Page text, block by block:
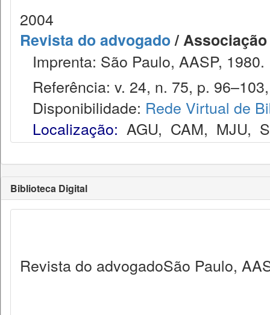
2004
Revista do advogado/
Imprenta: São Paulo, AASP, 1980.
Referência: v. 24, n. 75, p.
Disponibilidade: Rede Virtual de
Localização: AGU, CAM, MJU,
Biblioteca Digital
Revista do advogadoSão Paulo,